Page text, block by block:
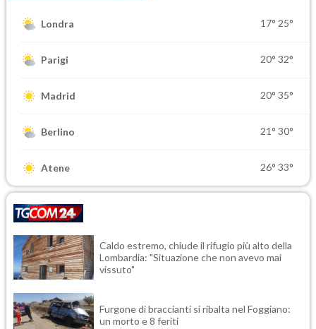
Londra 17° 25°
Parigi 20° 32°
Madrid 20° 35°
Berlino 21° 30°
Atene 26° 33°
Caldo estremo, chiude il rifugio più alto della
Lombardia: "Situazione che non avevo mai
vissuto"
Furgone di braccianti si ribalta nel Foggiano:
un morto e 8 feriti